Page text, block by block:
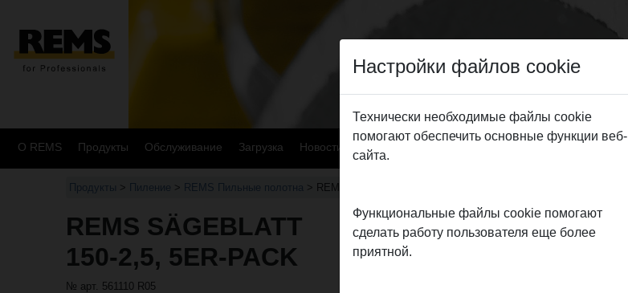
О REMS Продукты Oбслуживание Загрузка Новости Карта сайта
Продукты > Пиление > REMS Пильные полотна > REMS Sägeblatt
REMS SÄGEBLATT
150-2,5, 5ER-PACK
№ арт. 561110 R05
Настройки файлов cookie
Технически необходимые файлы cookie
помогают обеспечить основные функции веб-
сайта.
Функциональные файлы cookie помогают
сделать работу пользователя еще более
приятной.